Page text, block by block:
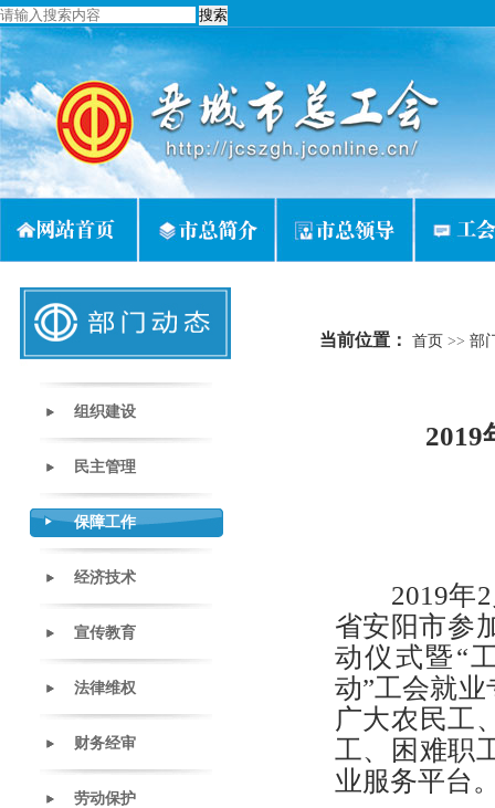
组织建设
民主管理
保障工作
经济技术
宣传教育
法律维权
财务经审
劳动保护
当前位置： 首页 >> 部
2019
2019年2
省安阳市参
动仪式暨“
动”工会就
广大农民工
工、困难职
业服务平台